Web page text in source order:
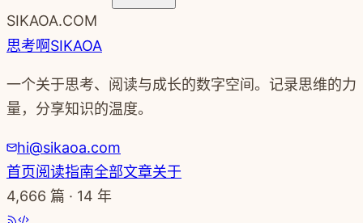
SIKAOA.COM
思考啊SIKAOA
一个关于思考、阅读与成长的数字空间。记录思维的力
量，分享知识的温度。
hi@sikaoa.com
首页阅读指南全部文章关于
4,666 篇 · 14 年